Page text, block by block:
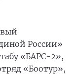
России»
«БАРС-2»,
«Боотур»,